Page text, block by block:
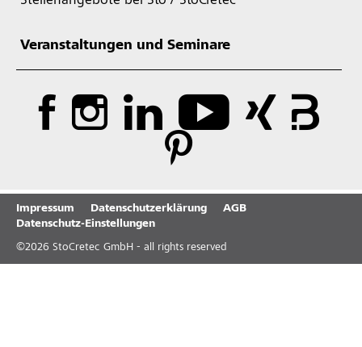
Veranstaltungen und Seminare
Impressum Datenschutzerklärung
AGB
Datenschutz-Einstellungen
©2026 StoCretec GmbH - all rights reserved